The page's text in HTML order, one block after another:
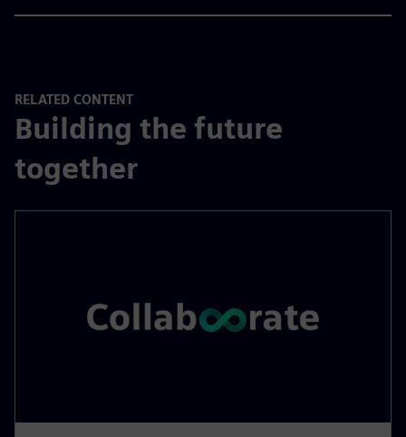
RELATED CONTENT
Building the future
together